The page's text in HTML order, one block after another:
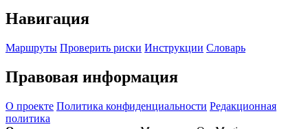
Навигация
Маршруты Проверить риски Инструкции Словарь
Правовая информация
О проекте Политика конфиденциальности Редакционная
политика